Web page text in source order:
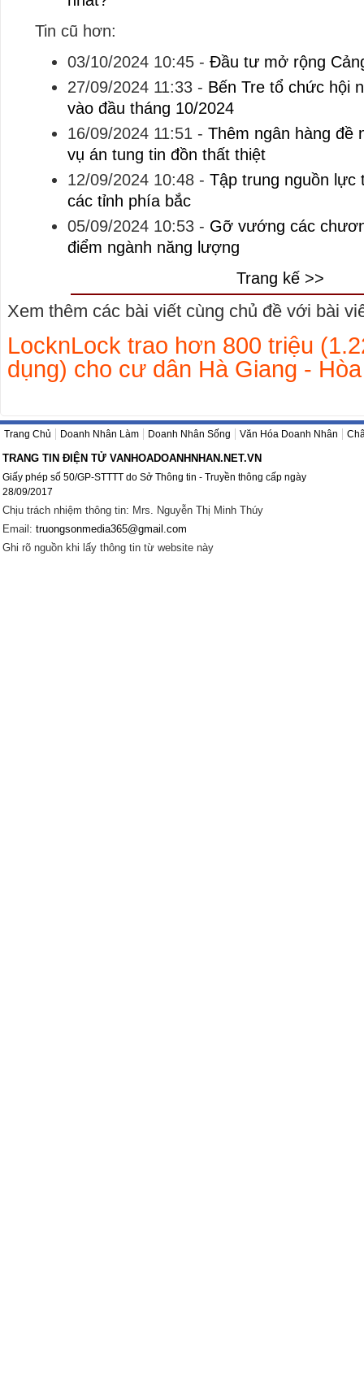
Tin cũ hơn:
03/10/2024 10:45- Đầu tư mở rộng
27/09/2024 11:33- Bến Tre tổ chức hội
vào đầu tháng 10/2024
16/09/2024 11:51 - Thêm ngân hàng đề
vụ án tung tin đồn thất thiệt
12/09/2024 10:48- Tập trung nguồn lực
các tỉnh phía bắc
05/09/2024 10:53- Gỡ vướng các
điểm ngành năng lượng
Trang kế >>
Xem thêm các bài viết cùng chủ đề với bài
LocknLock trao hơn 800 triệu
dụng) cho cư dân Hà Giang -
Trang Chủ Doanh Nhân Làm Doanh Nhân Sống Văn Hóa Doanh Nhân
TRANG TIN ĐIỆN TỬ VANHOADOANHNHAN.NET.VN
Giấy phép số 50/GP-STTTT do Sở Thông tin - Truyền thông cấp ngày
28/09/2017
Chịu trách nhiệm thông tin: Mrs. Nguyễn Thị Minh Thúy
Email: truongsonmedia365@gmail.com
Ghi rõ nguồn khi lấy thông tin từ website này